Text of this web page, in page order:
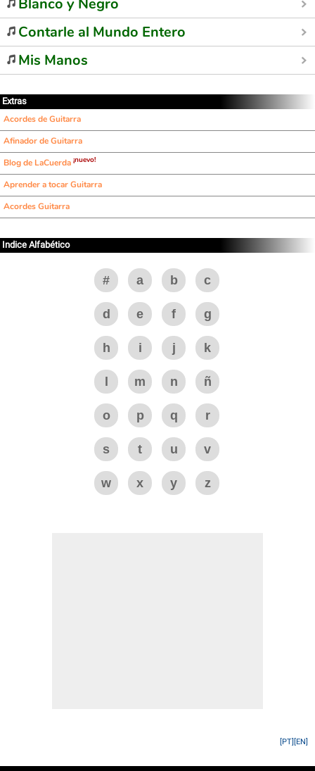
Blanco y Negro
Contarle al Mundo Entero
Mis Manos
Extras
Acordes de Guitarra
Afinador de Guitarra
Blog de LaCuerda ¡nuevo!
Aprender a tocar Guitarra
Acordes Guitarra
Indice Alfabético
# a b c
d e f g
h i j k
m n ñ
o p q r
s t u v
w x y z
[EN]
[PT]